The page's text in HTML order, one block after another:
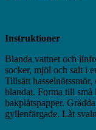
Instruktioner
Blanda vattnet och
socker, mjöl och salt i
Tillsätt
blandat. Forma till små
bakplåtspapper.
gyllenfärgade. Låt